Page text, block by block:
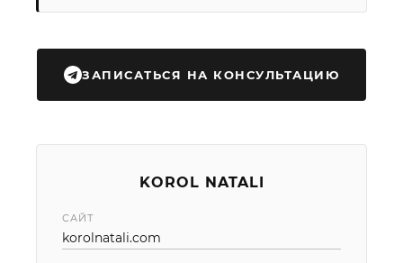
ЗАПИСАТЬСЯ НА КОНСУЛЬТАЦИЮ
KOROL NATALI
САЙТ
korolnatali.com